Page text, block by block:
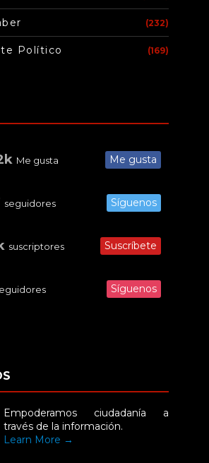
(232)
Político (169)
Me gusta Me gusta
seguidores Síguenos
suscriptores Suscríbete
Síguenos
Empoderamos ciudadanía a
través de la información.
Learn More →